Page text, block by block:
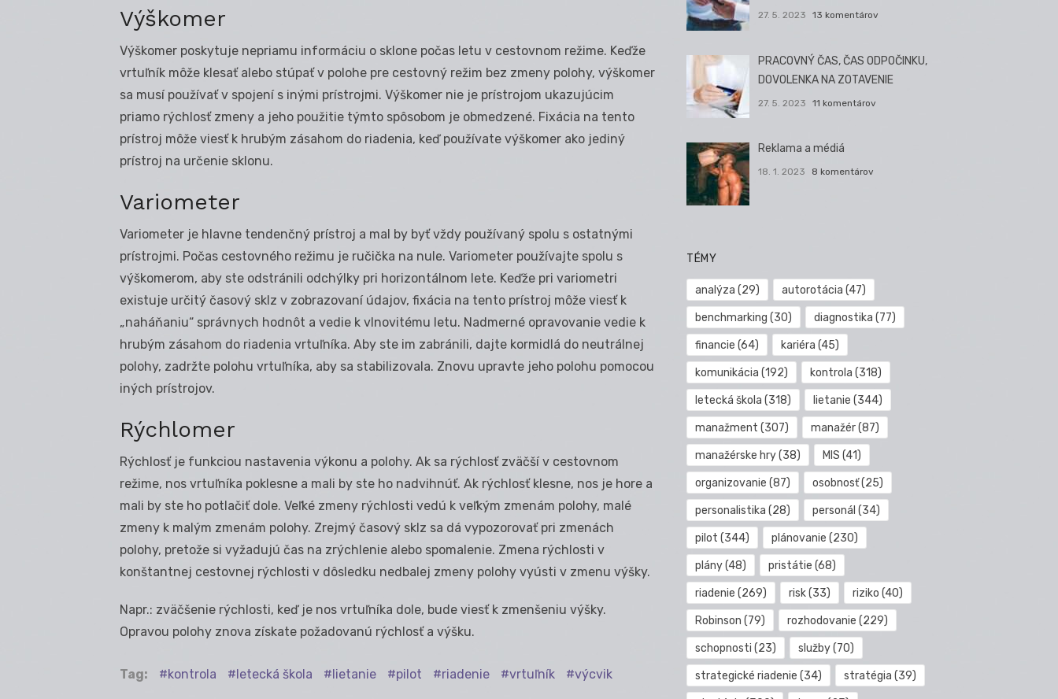
Výškomer
Výškomer poskytuje nepriamu informáciu o sklone počas letu v cestovnom režime. Keďže
vrtuľník môže klesať alebo stúpať v polohe pre cestovný režim bez zmeny polohy, výškomer
sa musí používať v spojení s inými prístrojmi. Výškomer nie je prístrojom ukazujúcim
priamo rýchlosť zmeny a jeho použitie týmto spôsobom je obmedzené. Fixácia na tento
prístroj môže viesť k hrubým zásahom do riadenia, keď používate výškomer ako jediný
prístroj na určenie sklonu.
Variometer
Variometer je hlavne tendenčný prístroj a mal by byť vždy používaný spolu s ostatnými
prístrojmi. Počas cestovného režimu je ručička na nule. Variometer používajte spolu s
výškomerom, aby ste odstránili odchýlky pri horizontálnom lete. Keďže pri variometri
existuje určitý časový sklz v zobrazovaní údajov, fixácia na tento prístroj môže viesť k
„naháňaniu“ správnych hodnôt a vedie k vlnovitému letu. Nadmerné opravovanie vedie k
hrubým zásahom do riadenia vrtuľníka. Aby ste im zabránili, dajte kormidlá do neutrálnej
polohy, zadržte polohu vrtuľníka, aby sa stabilizovala. Znovu upravte jeho polohu pomocou
iných prístrojov.
Rýchlomer
Rýchlosť je funkciou nastavenia výkonu a polohy. Ak sa rýchlosť zväčší v cestovnom
režime, nos vrtuľníka poklesne a mali by ste ho nadvihnúť. Ak rýchlosť klesne, nos je hore a
mali by ste ho potlačiť dole. Veľké zmeny rýchlosti vedú k veľkým zmenám polohy, malé
zmeny k malým zmenám polohy. Zrejmý časový sklz sa dá vypozorovať pri zmenách
polohy, pretože si vyžadujú čas na zrýchlenie alebo spomalenie. Zmena rýchlosti v
konštantnej cestovnej rýchlosti v dôsledku nedbalej zmeny polohy vyústi v zmenu výšky.
Napr.: zväčšenie rýchlosti, keď je nos vrtuľníka dole, bude viesť k zmenšeniu výšky.
Opravou polohy znova získate požadovanú rýchlosť a výšku.
Tag: kontrola letecká škola lietanie pilot riadenie vrtuľník výcvik
27. 5. 2023 13 komentárov
PRACOVNÝ ČAS, ČAS ODPOČINKU,
DOVOLENKA NA ZOTAVENIE
27. 5. 2023 11 komentárov
Reklama a médiá
18. 1. 2023 8 komentárov
TÉMY
analýza (29) autorotácia (47)
benchmarking (30) diagnostika (77)
financie (64) kariéra (45)
komunikácia (192) kontrola (318)
letecká škola (318) lietanie (344)
manažment (307) manažér(87)
manažérske hry(38) MIS (41)
organizovanie (87) osobnosť(25)
personalistika (28) personál (34)
pilot (344) plánovanie (230)
plány(48) pristátie (68)
riadenie (269) risk(33) riziko (40)
Robinson (79) rozhodovanie (229)
schopnosti (23) služby(70)
strategické riadenie (34) stratégia (39)